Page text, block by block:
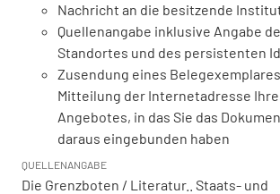
Nachricht an die besitzende
Quellenangabe inklusive Angabe
Standortes und des persistenten
Zusendung eines
Mitteilung der Internetadresse
Angebotes, in das Sie das
daraus eingebunden haben
QUELLENANGABE
Die Grenzboten / Literatur.. Staats- und